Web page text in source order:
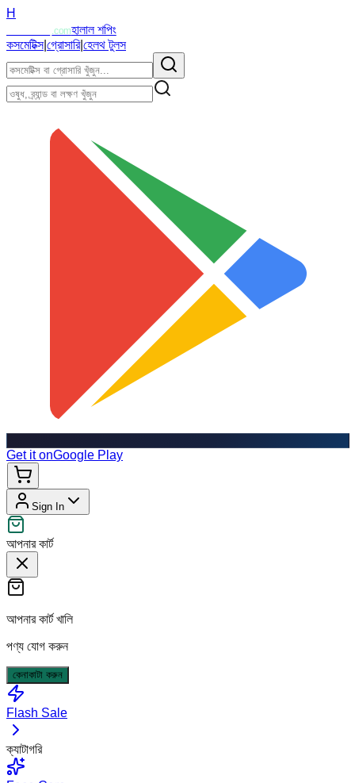
H
.comহালাল শপিং
কসমেটিক্স|গ্রোসারি|হেলথ টুলস
Get it onGoogle Play
Sign In
আপনার কার্ট
আপনার কার্ট খালি
পণ্য যোগ করুন
কেনাকাটা করুন
Flash Sale
ক্যাটাগরি